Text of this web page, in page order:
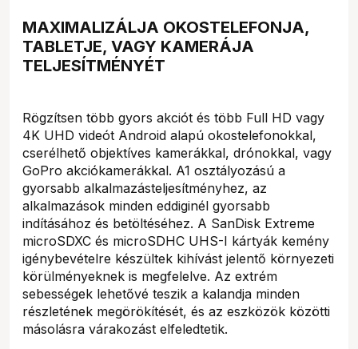
MAXIMALIZÁLJA OKOSTELEFONJA,
TABLETJE, VAGY KAMERÁJA
TELJESÍTMÉNYÉT
Rögzítsen több gyors akciót és több Full HD vagy
4K UHD videót Android alapú okostelefonokkal,
cserélhető objektíves kamerákkal, drónokkal, vagy
GoPro akciókamerákkal. A1 osztályozású a
gyorsabb alkalmazásteljesítményhez, az
alkalmazások minden eddiginél gyorsabb
indításához és betöltéséhez. A SanDisk Extreme
microSDXC és microSDHC UHS-I kártyák kemény
igénybevételre készültek kihívást jelentő környezeti
körülményeknek is megfelelve. Az extrém
sebességek lehetővé teszik a kalandja minden
részletének megörökítését, és az eszközök közötti
másolásra várakozást elfeledtetik.